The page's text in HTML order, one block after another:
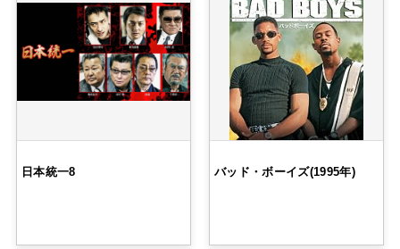
日本統一8 バッド・ボーイズ(1995年)